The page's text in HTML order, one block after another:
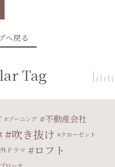
へ戻る
Tag
ゾーニング 不動産会社
吹き抜け クローゼット
ドラマ ロフト
ローチ